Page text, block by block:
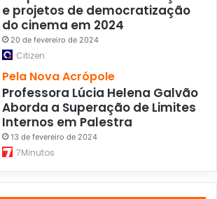
e projetos de democratização
do cinema em 2024
20 de fevereiro de 2024
Citizen
Pela Nova Acrópole
Professora Lúcia Helena Galvão
Aborda a Superação de Limites
Internos em Palestra
13 de fevereiro de 2024
7Minutos